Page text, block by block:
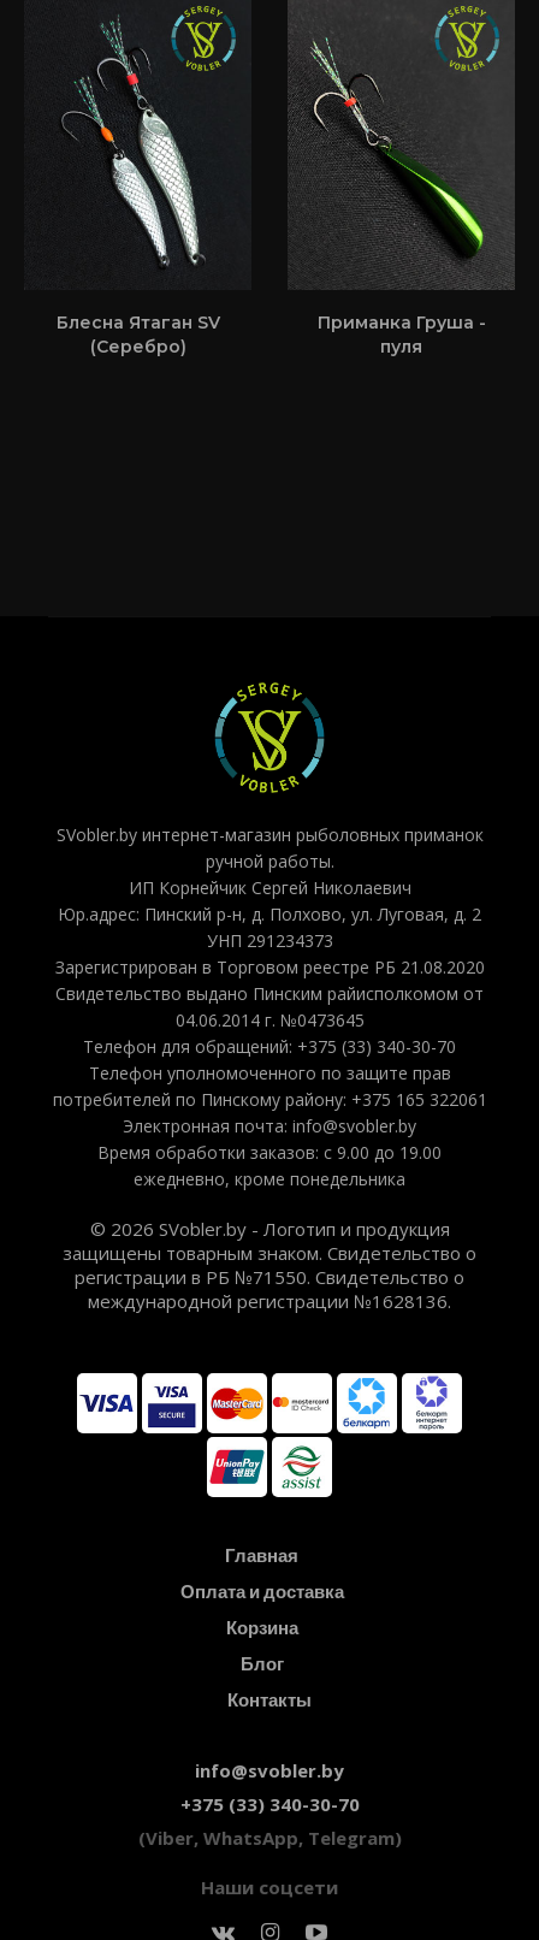
Блесна Ятаган SV
(Серебро)
Приманка Груша -
пуля
SVobler.by интернет-магазин рыболовных приманок
ручной работы.
ИП Корнейчик Сергей Николаевич
Юр.адрес: Пинский р-н, д. Полхово, ул. Луговая, д. 2
УНП 291234373
Зарегистрирован в Торговом реестре РБ 21.08.2020
Свидетельство выдано Пинским райисполкомом от
04.06.2014 г. №0473645
Телефон для обращений: +375 (33) 340-30-70
Телефон уполномоченного по защите прав
потребителей по Пинскому району: +375 165 322061
Электронная почта: info@svobler.by
Время обработки заказов: с 9.00 до 19.00
ежедневно, кроме понедельника
© 2026 SVobler.by - Логотип и продукция
защищены товарным знаком. Свидетельство о
регистрации в РБ №71550. Свидетельство о
международной регистрации №1628136.
Главная
Оплата и доставка
Корзина
Блог
Контакты
info@svobler.by
+375 (33) 340-30-70
(Viber, WhatsApp, Telegram)
Наши соцсети